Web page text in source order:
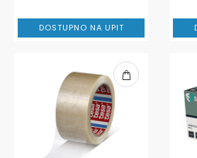
DOSTUPNO NA UPIT